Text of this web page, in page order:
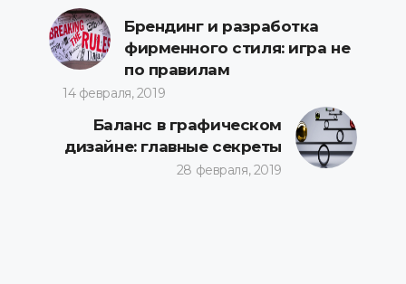
Брендинг и разработка
фирменного стиля: игра не
по правилам
14 февраля, 2019
Баланс в графическом
дизайне: главные секреты
28 февраля, 2019